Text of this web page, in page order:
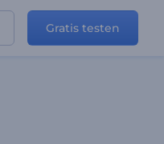
Gratis testen